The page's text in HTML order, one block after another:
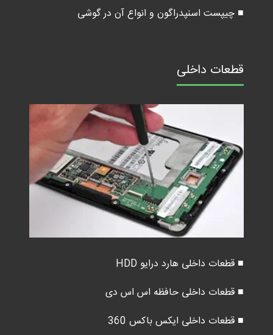
■ چیپست اسنپدراگون و انواع آن در گوشی
قطعات داخلی
■ قطعات داخلی هارد درایو HDD
■ قطعات داخلی حافظه اس اس دی
■ قطعات داخلی ایکس باکس 360